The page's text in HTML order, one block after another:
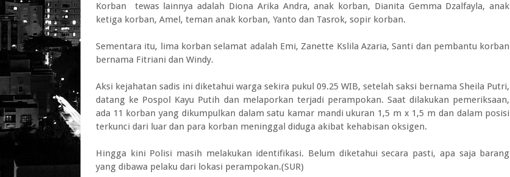
Korban tewas lainnya adalah Diona Arika Andra, anak korban, Dianita Gemma Dzalfayla, anak
ketiga korban, Amel, teman anak korban, Yanto dan Tasrok, sopir korban.
Sementara itu, lima korban selamat adalah Emi, Zanette Kslila Azaria, Santi dan pembantu korban
bernama Fitriani dan Windy.
Aksi kejahatan sadis ini diketahui warga sekira pukul 09.25 WIB, setelah saksi bernama Sheila Putri,
datang ke Pospol Kayu Putih dan melaporkan terjadi perampokan. Saat dilakukan pemeriksaan,
ada 11 korban yang dikumpulkan dalam satu kamar mandi ukuran 1,5 m x 1,5 m dan dalam posisi
terkunci dari luar dan para korban meninggal diduga akibat kehabisan oksigen.
Hingga kini Polisi masih melakukan identifikasi. Belum diketahui secara pasti, apa saja barang
yang dibawa pelaku dari lokasi perampokan.(SUR)